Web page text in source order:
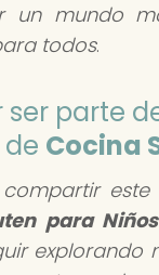
un mundo
todos.
ser parte
Cocina
para Niños
explorando